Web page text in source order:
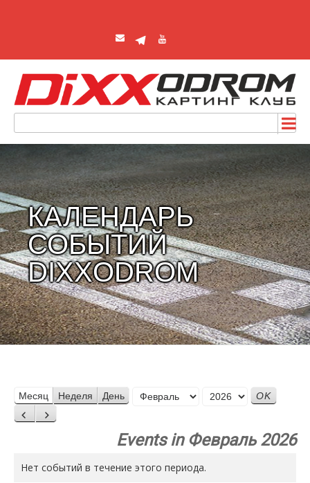
КАЛЕНДАРЬ
СОБЫТИЙ
DIXXODROM
Месяц Неделя День
Месяц
Назад
Вперед
Events in Февраль 2026
Нет событий в течение этого периода.